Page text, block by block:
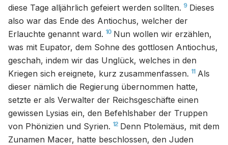
diese Tage alljährlich gefeiert werden sollten. 9 Dieses
also war das Ende des Antiochus, welcher der
Erlauchte genannt ward. 10 Nun wollen wir erzählen,
was mit Eupator, dem Sohne des gottlosen Antiochus,
geschah, indem wir das Unglück, welches in den
Kriegen sich ereignete, kurz zusammenfassen. 11 Als
dieser nämlich die Regierung übernommen hatte,
setzte er als Verwalter der Reichsgeschäfte einen
gewissen Lysias ein, den Befehlshaber der Truppen
von Phönizien und Syrien. 12 Denn Ptolemäus, mit dem
Zunamen Macer, hatte beschlossen, den Juden